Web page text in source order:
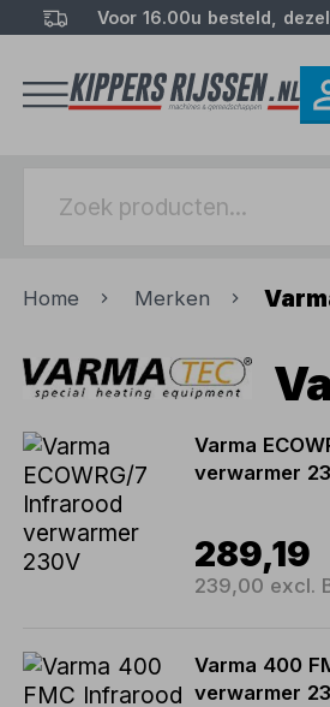
Voor 16.00u besteld,
Home Merken
Varma
verwarmer
289,19
239,00 excl.
Varma 400
verwarmer